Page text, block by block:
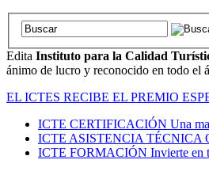
Edita Instituto para la Calidad
ánimo de lucro y reconocido en todo el
EL ICTES RECIBE EL PREMIO
ICTE CERTIFICACIÓN Una
ICTE ASISTENCIA TÉCNICA
ICTE FORMACIÓN Invierte en